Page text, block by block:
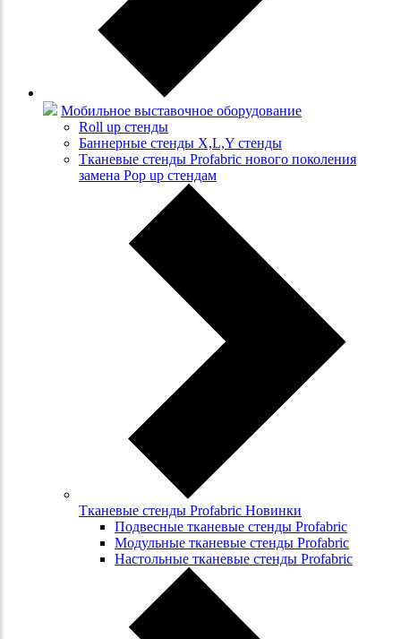
Мобильное выставочное оборудование
Roll up стенды
Баннерные стенды X,L,Y стенды
Тканевые стенды Profabric нового поколения
замена Pop up стендам
Тканевые стенды Profabric Новинки
Подвесные тканевые стенды Profabric
Модульные тканевые стенды Profabric
Настольные тканевые стенды Profabric